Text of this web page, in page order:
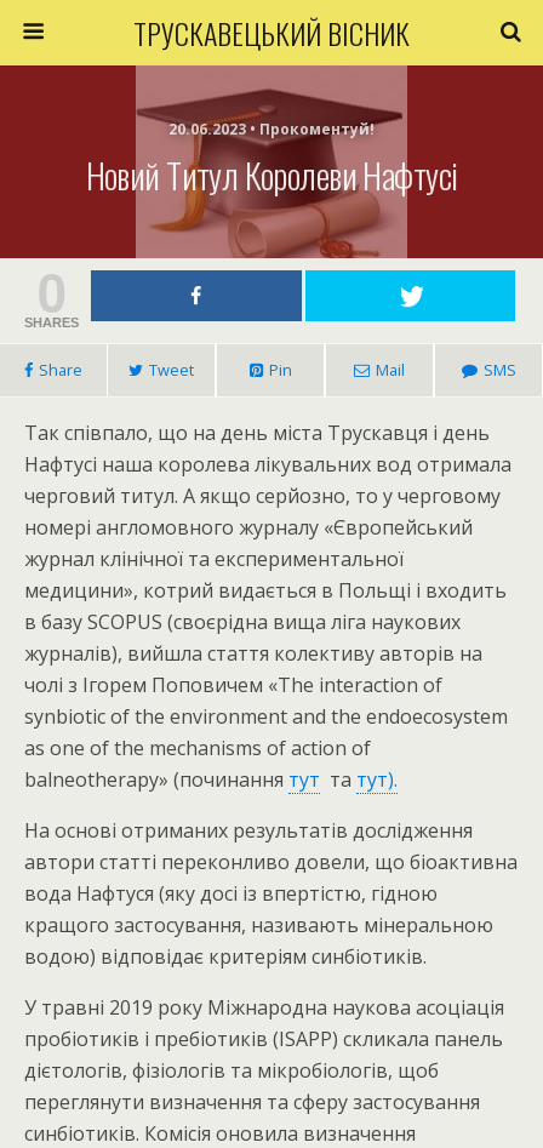
ТРУСКАВЕЦЬКИЙ ВІСНИК
20.06.2023 • Прокоментуй!
Новий Титул Королеви Нафтусі
0
SHARES
Share Tweet Pin Mail SMS
Так співпало, що на день міста Трускавця і день
Нафтусі наша королева лікувальних вод отримала
черговий титул. А якщо серйозно, то у черговому
номері англомовного журналу «Європейський
журнал клінічної та експериментальної
медицини», котрий видається в Польщі і входить
в базу SCOPUS (своєрідна вища ліга наукових
журналів), вийшла стаття колективу авторів на
чолі з Ігорем Поповичем «The interaction of
synbiotic of the environment and the endoecosystem
as one of the mechanisms of action of
balneotherapy» (починання тут та тут).
На основі отриманих результатів дослідження
автори статті переконливо довели, що біоактивна
вода Нафтуся (яку досі із впертістю, гідною
кращого застосування, називають мінеральною
водою) відповідає критеріям синбіотиків.
У травні 2019 року Міжнародна наукова асоціація
пробіотиків і пребіотиків (ISAPP) скликала панель
дієтологів, фізіологів та мікробіологів, щоб
переглянути визначення та сферу застосування
синбіотиків. Комісія оновила визначення